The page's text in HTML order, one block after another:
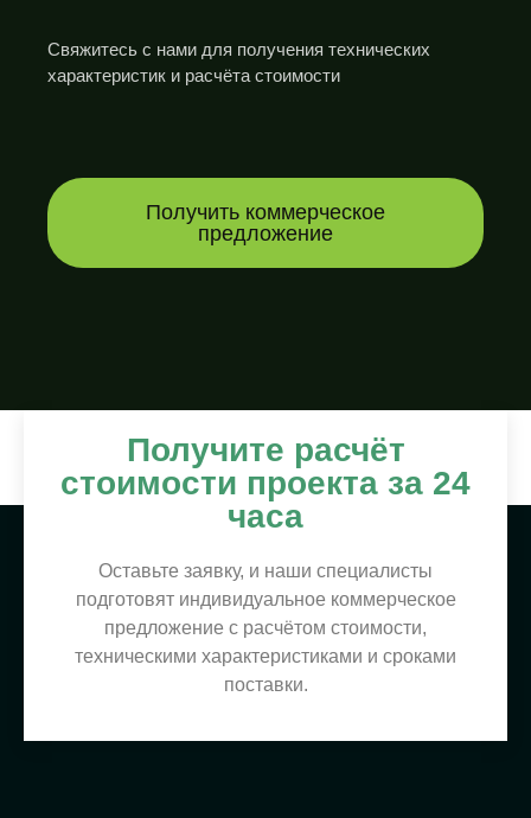
Свяжитесь с нами для получения технических
характеристик и расчёта стоимости
Получить коммерческое
предложение
Получите расчёт
стоимости проекта за 24
часа
Оставьте заявку, и наши специалисты
подготовят индивидуальное коммерческое
предложение с расчётом стоимости,
техническими характеристиками и сроками
поставки.